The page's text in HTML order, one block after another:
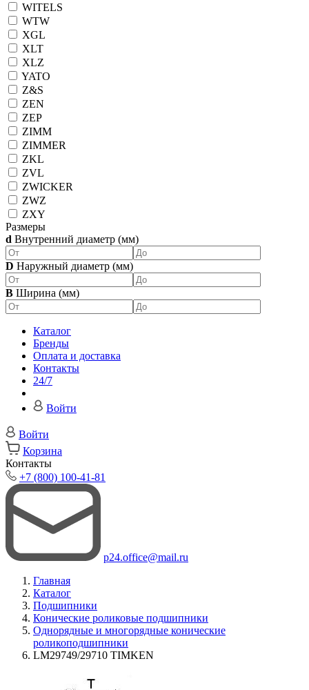
WITELS
WTW
XGL
XLT
XLZ
YATO
Z&S
ZEN
ZEP
ZIMM
ZIMMER
ZKL
ZVL
ZWICKER
ZWZ
ZXY
Размеры
d Внутренний диаметр (мм)
D Наружный диаметр (мм)
B Ширина (мм)
Каталог
Бренды
Оплата и доставка
Контакты
24/7
Войти
Войти
Корзина
Контакты
+7 (800) 100-41-81
p24.office@mail.ru
Главная
Каталог
Подшипники
Конические роликовые подшипники
Однорядные и многорядные конические
роликоподшипники
LM29749/29710 TIMKEN